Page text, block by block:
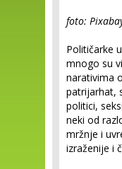
foto:
Političarke
mnogo su
narativima
patrijarhat,
politici,
neki od
mržnje i
izraženije i